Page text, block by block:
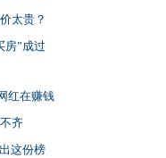
太贵？
房”成过
红在赚钱
齐
这份榜